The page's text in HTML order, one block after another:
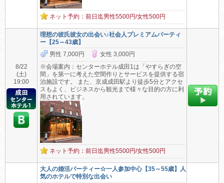
ネット予約：前日迄男性5500円/女性500円
8/22
(土)
19:00
理想の彼氏彼女の出会い♪社会人プレミアムパーティ
ー【25～43歳】
男性 7,000円
女性 3,000円
※会場案内：センターホテル成田1は「やすらぎの空
間」を第一に考えた空間作りとサービスを提供する宿
泊施設です。 また、京成成田駅より徒歩5分とアクセ
スもよく、ビジネスから観光まで様々な目的の方に利
用されています。
ネット予約：前日迄男性5500円/女性500円
大人の婚活パーティー☆一人参加中心【35～55歳】人
気のホテルで特別な出会い